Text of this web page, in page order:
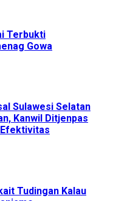
Terbukti
Gowa
Sulawesi Selatan
Kanwil Ditjenpas
Tudingan Kalau